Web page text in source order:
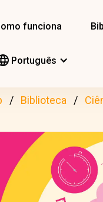
funciona
Português
Biblioteca